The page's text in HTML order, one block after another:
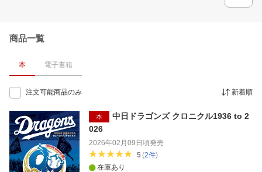
商品一覧
本 電子書籍
注文可能商品のみ 新着順
本
中日ドラゴンズ クロニクル1936 to 2
026
2026年02月09日頃発売
5(2件)
在庫あり